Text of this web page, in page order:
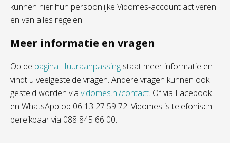
kunnen hier hun persoonlijke Vidomes-account activeren
en van alles regelen.
Meer informatie en vragen
Op de pagina Huuraanpassing staat meer informatie en
vindt u veelgestelde vragen. Andere vragen kunnen ook
gesteld worden via vidomes.nl/contact. Of via Facebook
en WhatsApp op 06 13 27 59 72. Vidomes is telefonisch
bereikbaar via 088 845 66 00.